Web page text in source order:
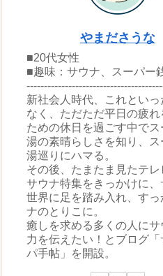
やまださうな
■20代女性
■趣味：サウナ、スーパー
新社会人時代、これといっ
なく、ただただ平日の疲れ
ための休日を過ごす中で
湯の素晴らしさを知り、ス
湯巡りにハマる。
その後、たまたま見たテ
サウナ特集をきっかけに、
世界に足を踏み入れ、すっ
ナのとりこに。
癒しを求める多くの人にサ
力を伝えたい！とブログ「
パ手帖」を開設。